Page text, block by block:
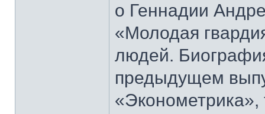
о Геннадии
«Молодая
людей.
предыдущем
«Эконометрика»,